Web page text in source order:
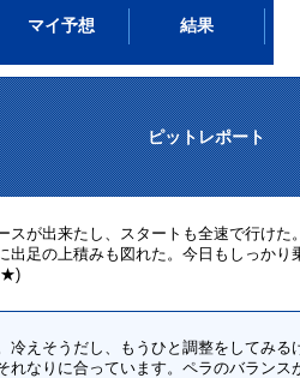
マイ予想 結果
ピットレポート
スが出来たし、スタートも全速で行け
出足の上積みも図れた。今日もしっか
冷えそうだし、もうひと調整をしてみ
れなりに合っています。ペラのバラン